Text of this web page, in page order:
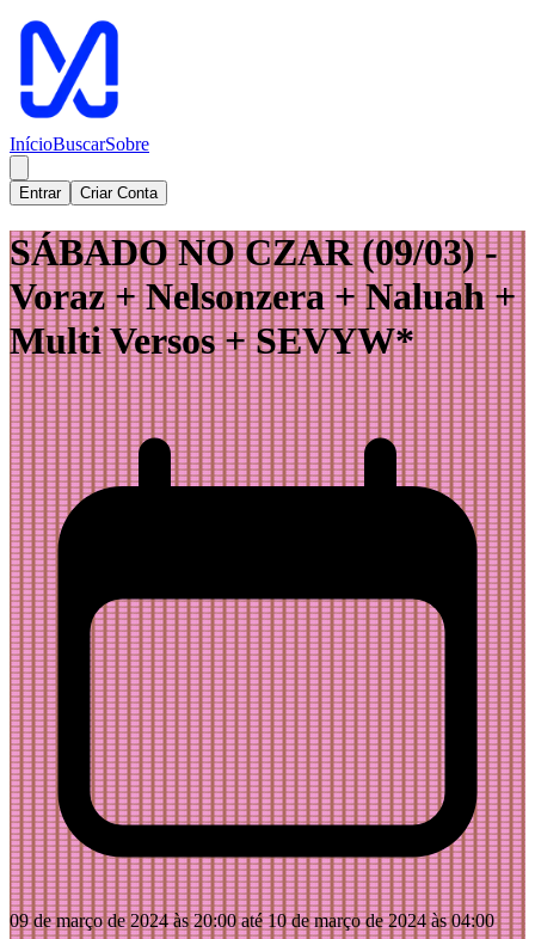
InícioBuscarSobre
Entrar Criar Conta
SÁBADO NO CZAR (09/03) -
Voraz + Nelsonzera + Naluah +
Multi Versos + SEVYW*
09 de março de 2024 às 20:00 até 10 de março de 2024 às 04:00